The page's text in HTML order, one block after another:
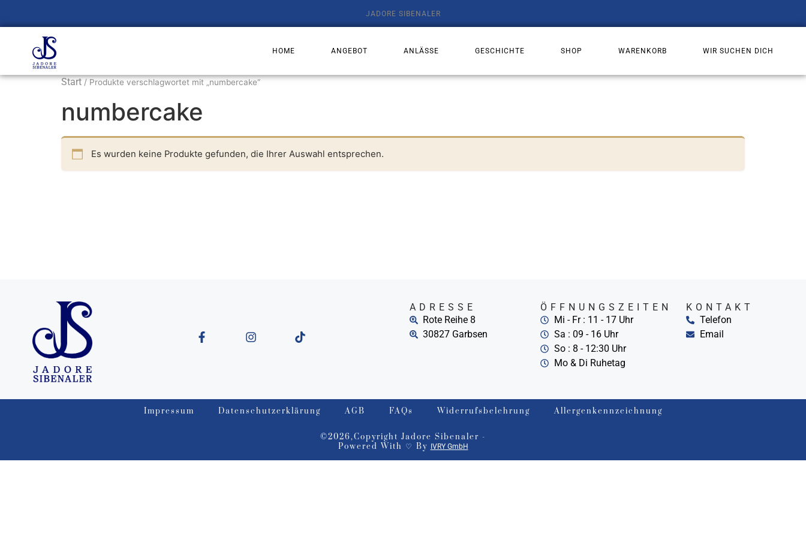
JADORE SIBENALER
HOME ANGEBOT ANLÄSSE GESCHICHTE SHOP WARENKORB WIR SUCHEN DICH
Start / Produkte verschlagwortet mit „numbercake“
numbercake
Es wurden keine Produkte gefunden, die Ihrer Auswahl entsprechen.
ADRESSE
Rote Reihe 8
30827 Garbsen
ÖFFNUNGSZEITEN
Mi - Fr : 11 - 17 Uhr
Sa : 09 - 16 Uhr
So : 8 - 12:30 Uhr
Mo & Di Ruhetag
KONTAKT
Telefon
Email
Impressum Datenschutzerklärung AGB FAQs Widerrufsbelehrung Allergenkennzeichnung
©2026,Copyright Jadore Sibenaler -
Powered With ♡ By IVRY GmbH